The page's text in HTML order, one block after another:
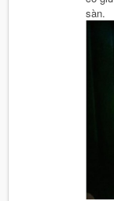
sàn.